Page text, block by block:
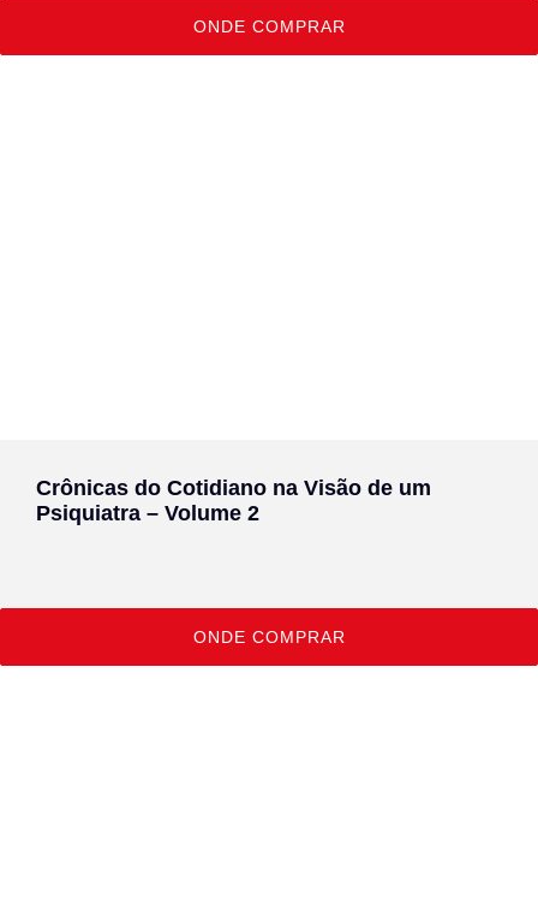
ONDE COMPRAR
Crônicas do Cotidiano na Visão de um
Psiquiatra – Volume 2
ONDE COMPRAR